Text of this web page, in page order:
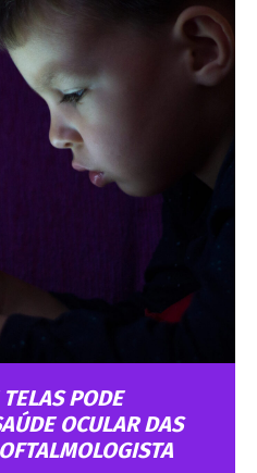
PODE
OCULAR DAS